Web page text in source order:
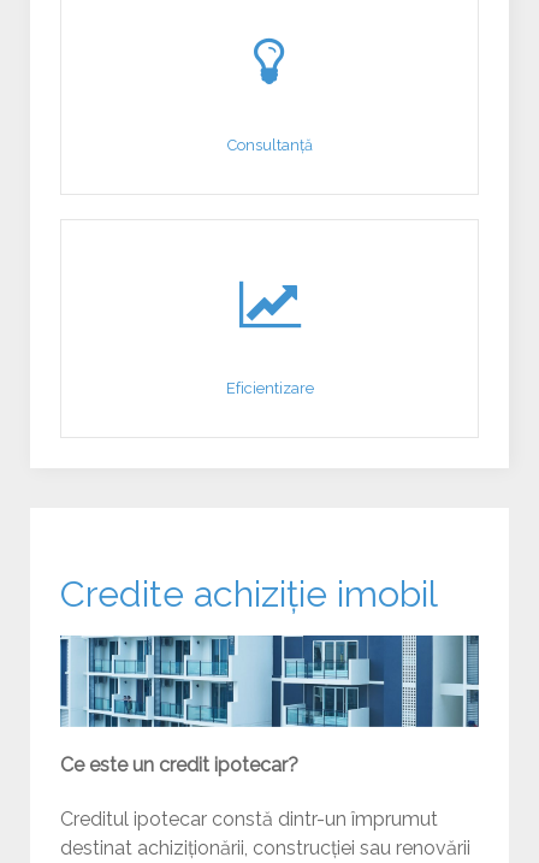
Consultanță
Eficientizare
Credite achiziție imobil
Ce este un credit ipotecar?
Creditul ipotecar constă dintr-un împrumut
destinat achiziționării, construcției sau renovării